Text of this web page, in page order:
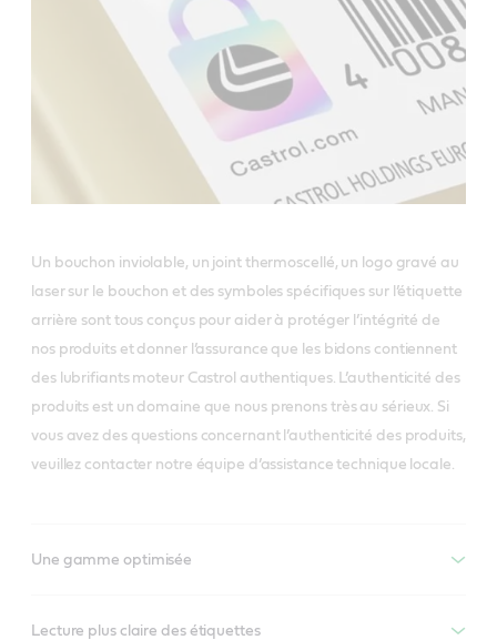
Un bouchon inviolable, un joint thermoscellé, un logo gravé au
laser sur le bouchon et des symboles spécifiques sur l’étiquette
arrière sont tous conçus pour aider à protéger l’intégrité de
nos produits et donner l’assurance que les bidons contiennent
des lubrifiants moteur Castrol authentiques. L’authenticité des
produits est un domaine que nous prenons très au sérieux. Si
vous avez des questions concernant l’authenticité des produits,
veuillez contacter notre équipe d’assistance technique locale.
Une gamme optimisée
Lecture plus claire des étiquettes